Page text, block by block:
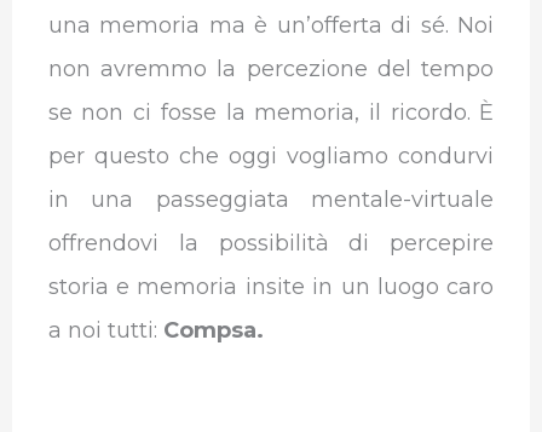
una memoria ma è un’offerta di sé. Noi
non avremmo la percezione del tempo
se non ci fosse la memoria, il ricordo. È
per questo che oggi vogliamo condurvi
in una passeggiata mentale-virtuale
offrendovi la possibilità di percepire
storia e memoria insite in un luogo caro
a noi tutti: Compsa.